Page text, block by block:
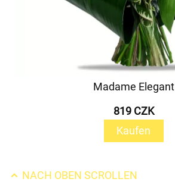
Madame Elegant
819 CZK
Kaufen
NACH OBEN SCROLLEN